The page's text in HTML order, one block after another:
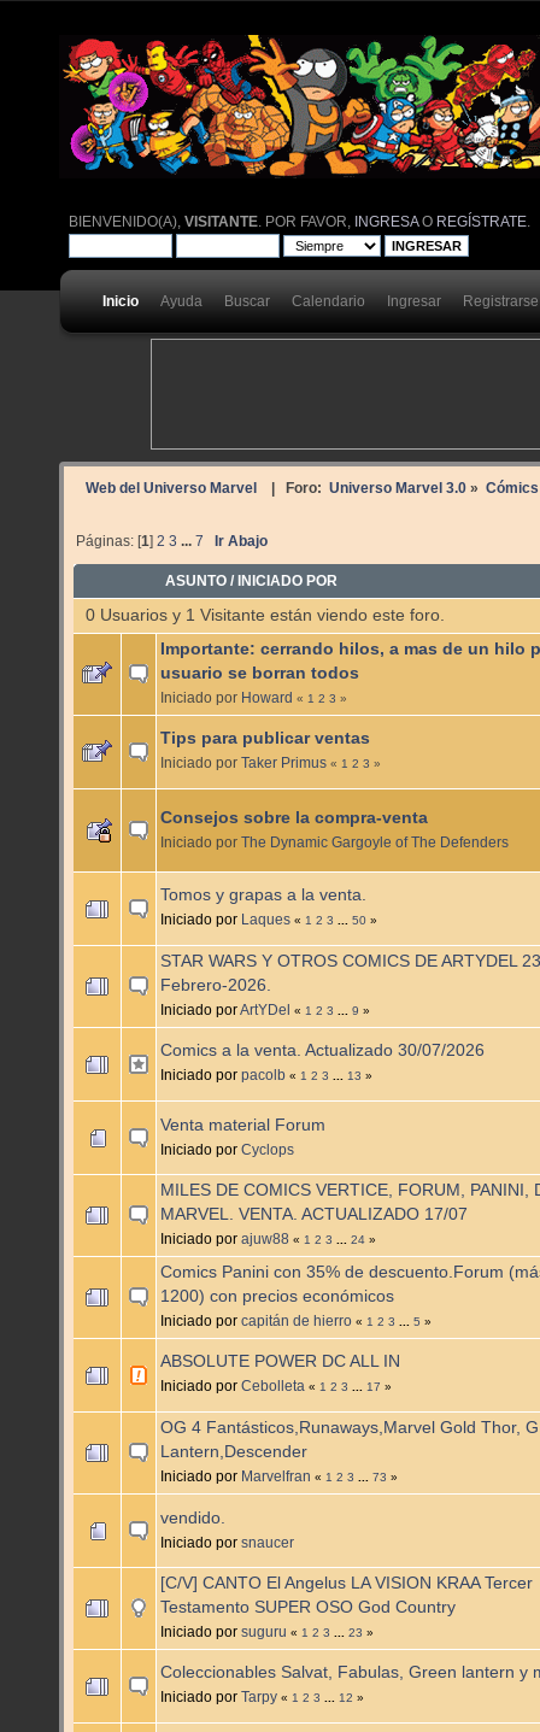
BIENVENIDO(A),VISITANTE . POR FAVOR, INGRESAO REGÍSTRATE
Inicio Ayuda Buscar Calendario Ingresar Registrarse
Web del Universo Marvel | Foro: Universo Marvel 3.0» Cómics
Páginas: [1]2 3 ...7 Ir Abajo
ASUNTO /INICIADO POR
0 Usuarios y 1 Visitante están viendo este foro.
Importante: cerrando hilos, a mas de un hilo
usuario se borran todos
Iniciado por Howard « 1 2 3 »
Tips para publicar ventas
Iniciado por Taker Primus « 1 2 3 »
Consejos sobre la compra-venta
Iniciado por The Dynamic Gargoyle of The Defenders
Tomos y grapas a la venta.
Iniciado por Laques « 1 2 3 50 »
STAR WARS Y OTROS COMICS DE ARTYDEL
Febrero-2026.
Iniciado porArtYDel « 1 2 3 9 »
Comics a la venta. Actualizado 30/07/2026
Iniciado por pacolb « 1 2 3 13 »
Venta material Forum
Iniciado por Cyclops
MILES DE COMICS VERTICE, FORUM, PANINI,
MARVEL. VENTA. ACTUALIZADO 17/07
Iniciado por ajuw88 « 1 2 3 24 »
Comics Panini con 35% de descuento.Forum
1200) con precios económicos
Iniciado por capitán de hierro « 1 2 3 5 »
ABSOLUTE POWER DC ALL IN
Iniciado por Cebolleta « 1 2 3 17 »
OG 4 Fantásticos,Runaways,Marvel Gold Thor, G
Lantern,Descender
Iniciado por Marvelfran « 1 2 3 73 »
vendido.
Iniciado por snaucer
[C/V] CANTO El Angelus LA VISION KRAA Tercer
Testamento SUPER OSO God Country
Iniciado por suguru « 1 2 3 23 »
Coleccionables Salvat, Fabulas, Green lantern y
Iniciado por Tarpy « 1 2 3 12 »